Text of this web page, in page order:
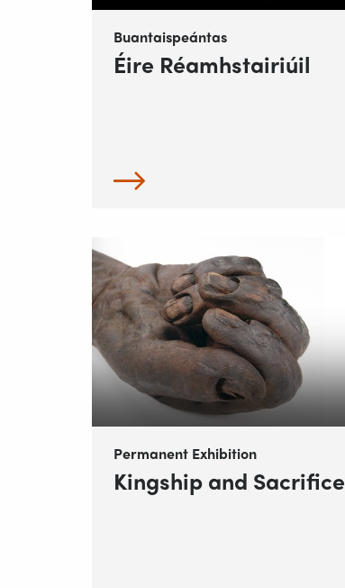
Buantaispeántas
Éire Réamhstairiúil
Permanent Exhibition
Kingship and Sacrifice